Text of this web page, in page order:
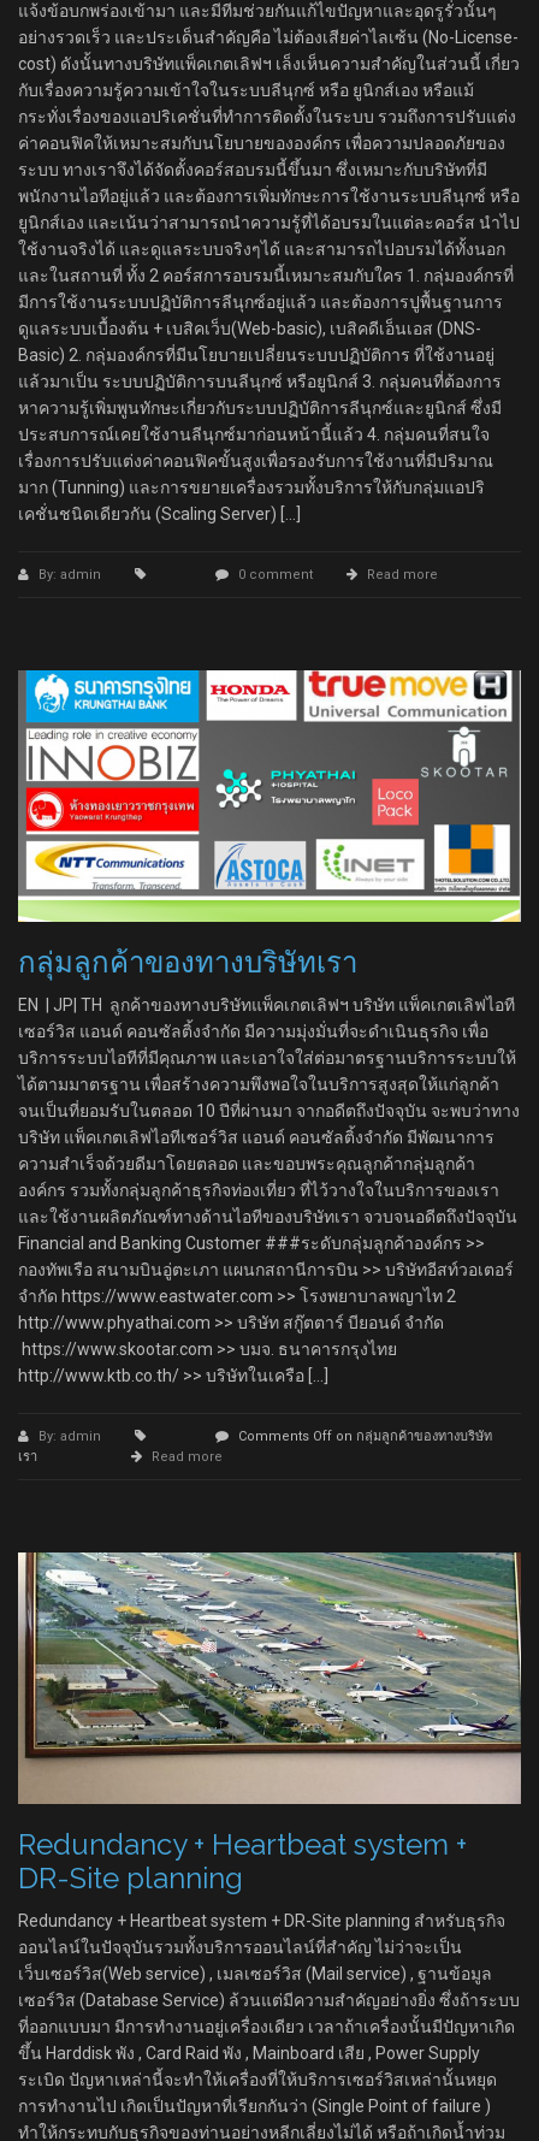
แจ้งข้อบกพร่องเข้ามา และมีทีมช่วยกันแก้ไขปัญหาและอุดรูรั่วนั้นๆ
อย่างรวดเร็ว และประเด็นสำคัญคือ ไม่ต้องเสียค่าไลเซ้น (No-License-
cost) ดังนั้นทางบริษัทแพ็คเกตเลิฟฯ เล็งเห็นความสำคัญในส่วนนี้ เกี่ยว
กับเรื่องความรู้ความเข้าใจในระบบลีนุกซ์ หรือ ยูนิกส์เอง หรือแม้
กระทั่งเรื่องของแอปริเคชั่นที่ทำการติดตั้งในระบบ รวมถึงการปรับแต่ง
ค่าคอนฟิคให้เหมาะสมกับนโยบายขององค์กร เพื่อความปลอดภัยของ
ระบบ ทางเราจึงได้จัดตั้งคอร์สอบรมนี้ขึ้นมา ซึ่งเหมาะกับบริษัทที่มี
พนักงานไอทีอยู่แล้ว และต้องการเพิ่มทักษะการใช้งานระบบลีนุกซ์ หรือ
ยูนิกส์เอง และเน้นว่าสามารถนำความรู้ที่ได้อบรมในแต่ละคอร์ส นำไป
ใช้งานจริงได้ และดูแลระบบจริงๆได้ และสามารถไปอบรมได้ทั้งนอก
และในสถานที่ ทั้ง 2 คอร์สการอบรมนี้เหมาะสมกับใคร 1. กลุ่มองค์กรที่
มีการใช้งานระบบปฏิบัติการลีนุกซ์อยู่แล้ว และต้องการปูพื้นฐานการ
ดูแลระบบเบื้องต้น + เบสิคเว็บ(Web-basic), เบสิคดีเอ็นเอส (DNS-
Basic) 2. กลุ่มองค์กรที่มีนโยบายเปลี่ยนระบบปฏิบัติการ ที่ใช้งานอยู่
แล้วมาเป็น ระบบปฏิบัติการบนลีนุกซ์ หรือยูนิกส์ 3. กลุ่มคนที่ต้องการ
หาความรู้เพิ่มพูนทักษะเกี่ยวกับระบบปฏิบัติการลีนุกซ์และยูนิกส์ ซึ่งมี
ประสบการณ์เคยใช้งานลีนุกซ์มาก่อนหน้านี้แล้ว 4. กลุ่มคนที่สนใจ
เรื่องการปรับแต่งค่าคอนฟิคขั้นสูงเพื่อรองรับการใช้งานที่มีปริมาณ
มาก (Tunning) และการขยายเครื่องรวมทั้งบริการให้กับกลุ่มแอปริ
เคชั่นชนิดเดียวกัน (Scaling Server) […]
By: admin 0 comment Read more
กลุ่มลูกค้าของทางบริษัทเรา
EN | JP| TH ลูกค้าของทางบริษัทแพ็คเกตเลิฟฯ บริษัท แพ็คเกตเลิฟไอที
เซอร์วิส แอนด์ คอนซัลติ้งจำกัด มีความมุ่งมั่นที่จะดำเนินธุรกิจ เพื่อ
บริการระบบไอทีที่มีคุณภาพ และเอาใจใส่ต่อมาตรฐานบริการระบบให้
ได้ตามมาตรฐาน เพื่อสร้างความพึงพอใจในบริการสูงสุดให้แก่ลูกค้า
จนเป็นที่ยอมรับในตลอด 10 ปีที่ผ่านมา จากอดีตถึงปัจจุบัน จะพบว่าทาง
บริษัท แพ็คเกตเลิฟไอทีเซอร์วิส แอนด์ คอนซัลติ้งจำกัด มีพัฒนาการ
ความสำเร็จด้วยดีมาโดยตลอด และขอบพระคุณลูกค้ากลุ่มลูกค้า
องค์กร รวมทั้งกลุ่มลูกค้าธุรกิจท่องเที่ยว ที่ไว้วางใจในบริการของเรา
และใช้งานผลิตภัณฑ์ทางด้านไอทีของบริษัทเรา จวบจนอดีตถึงปัจจุบัน
Financial and Banking Customer ###ระดับกลุ่มลูกค้าองค์กร >>
กองทัพเรือ สนามบินอู่ตะเภา แผนกสถานีการบิน >> บริษัทอีสท์วอเตอร์
จำกัด https://www.eastwater.com >> โรงพยาบาลพญาไท 2
http://www.phyathai.com >> บริษัท สกู๊ตตาร์ บียอนด์ จำกัด
https://www.skootar.com >> บมจ. ธนาคารกรุงไทย
http://www.ktb.co.th/ >> บริษัทในเครือ […]
By: admin Comments Off on กลุ่มลูกค้าของทางบริษัท
เรา
Read more
Redundancy + Heartbeat system +
DR-Site planning
Redundancy + Heartbeat system + DR-Site planning สำหรับธุรกิจ
ออนไลน์ในปัจจุบันรวมทั้งบริการออนไลน์ที่สำคัญ ไม่ว่าจะเป็น
เว็บเซอร์วิส(Web service) , เมลเซอร์วิส (Mail service) , ฐานข้อมูล
เซอร์วิส (Database Service) ล้วนแต่มีความสำคัญอย่างยิ่ง ซึ่งถ้าระบบ
ที่ออกแบบมา มีการทำงานอยู่เครื่องเดียว เวลาถ้าเครื่องนั้นมีปัญหาเกิด
ขึ้น Harddisk พัง , Card Raid พัง , Mainboard เสีย , Power Supply
ระเบิด ปัญหาเหล่านี้จะทำให้เครื่องที่ให้บริการเซอร์วิสเหล่านั้นหยุด
การทำงานไป เกิดเป็นปัญหาที่เรียกกันว่า (Single Point of failure )
ทำให้กระทบกับธุรกิจของท่านอย่างหลีกเลี่ยงไม่ได้ หรือถ้าเกิดน้ำท่วม